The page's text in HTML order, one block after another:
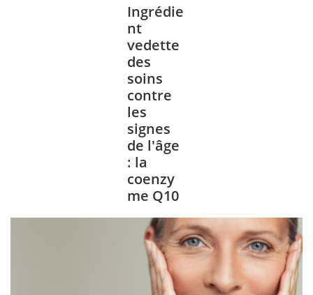
Ingrédie
nt
vedette
des
soins
contre
les
signes
de l'âge
: la
coenzy
me Q10